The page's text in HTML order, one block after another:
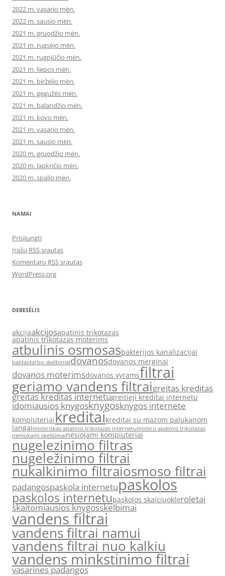
2022 m. vasario mėn.
2022 m. sausio mėn.
2021 m. gruodžio mėn.
2021 m. rugsėjo mėn.
2021 m. rugpjūčio mėn.
2021 m. liepos mėn.
2021 m. birželio mėn.
2021 m. gegužės mėn.
2021 m. balandžio mėn.
2021 m. kovo mėn.
2021 m. vasario mėn.
2021 m. sausio mėn.
2020 m. gruodžio mėn.
2020 m. lapkričio mėn.
2020 m. spalio mėn.
NAMAI
Prisijungti
Įrašų RSS srautas
Komentarų RSS srautas
WordPress.org
DEBESĖLIS
akcijaakcijosapatinis trikotazas
apatinis trikotazas moterims
atbulinis osmosasbakterijos kanalizacijai
baldaidarbo skelbimaidovanosdovanos merginai
dovanos moterimsdovanos vyramsfiltrai
geriamo vandens filtraigreitas kreditas
greitas kreditas internetugreitieji kreditai internetu
idomiausios knygosknygosknygos internete
kompiuteriaikreditaikreditai su mazom palukanom
langaimoteriskas apatinis trikotazas internetumoteru apatinis trikotazas
nemokami skelbimainesiojami kompiuteriai
nugelezinimo filtras
nugeležinimo filtrai
nukalkinimo filtraiosmoso filtrai
padangospaskola internetupaskolos
paskolos internetupaskolos skaiciuokleroletai
skaitomiausios knygosskelbimai
vandens filtrai
vandens filtrai namui
vandens filtrai nuo kalkiu
vandens minkstinimo filtrai
vasarines padangos